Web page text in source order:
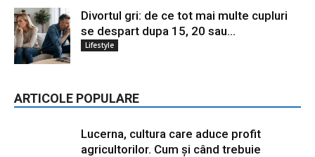
Divortul gri: de ce tot mai multe cupluri
se despart dupa 15, 20 sau...
Lifestyle
ARTICOLE POPULARE
Lucerna, cultura care aduce profit
agricultorilor. Cum și când trebuie